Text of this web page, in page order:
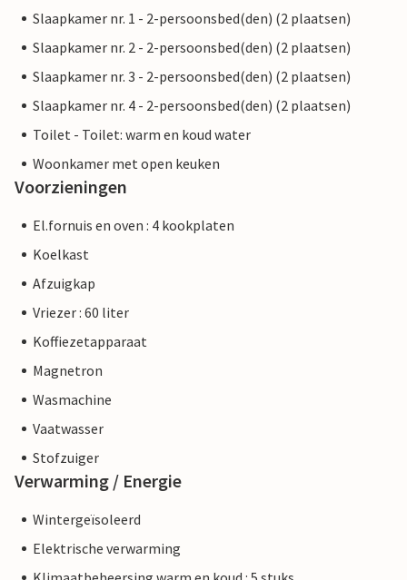
Slaapkamer nr. 1 - 2-persoonsbed(den) (2 plaatsen)
Slaapkamer nr. 2 - 2-persoonsbed(den) (2 plaatsen)
Slaapkamer nr. 3 - 2-persoonsbed(den) (2 plaatsen)
Slaapkamer nr. 4 - 2-persoonsbed(den) (2 plaatsen)
Toilet - Toilet: warm en koud water
Woonkamer met open keuken
Voorzieningen
El.fornuis en oven : 4 kookplaten
Koelkast
Afzuigkap
Vriezer : 60 liter
Koffiezetapparaat
Magnetron
Wasmachine
Vaatwasser
Stofzuiger
Verwarming / Energie
Wintergeïsoleerd
Elektrische verwarming